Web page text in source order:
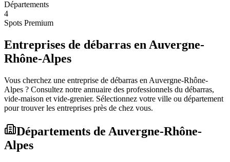
Départements
4
Spots Premium
Entreprises de débarras enAuvergne-
Rhône-Alpes
Vous cherchez une entreprise de débarras en Auvergne-Rhône-
Alpes ? Consultez notre annuaire des professionnels du débarras,
vide-maison et vide-grenier. Sélectionnez votre ville ou département
pour trouver les entreprises près de chez vous.
Départements de Auvergne-Rhône-
Alpes